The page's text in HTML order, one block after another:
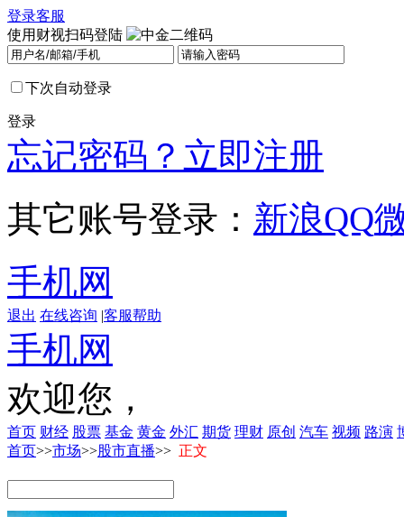
登录客服
使用财视扫码登陆
下次自动登录
登录
忘记密码？ 立即注册
其它账号登录： 新浪QQ
手机网
退出 在线咨询 |客服帮助
手机网
欢迎您，
首页 财经 股票 基金 黄金 外汇 期货 理财 原创 汽车 视频 路演
首页>>市场>>股市直播>> 正文